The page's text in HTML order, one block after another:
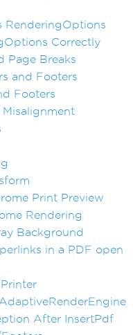
RenderingOptions
Correctly
Page Breaks
and Footers
Footers
Print Preview
Rendering
Background
in a PDF open
After InsertPdf